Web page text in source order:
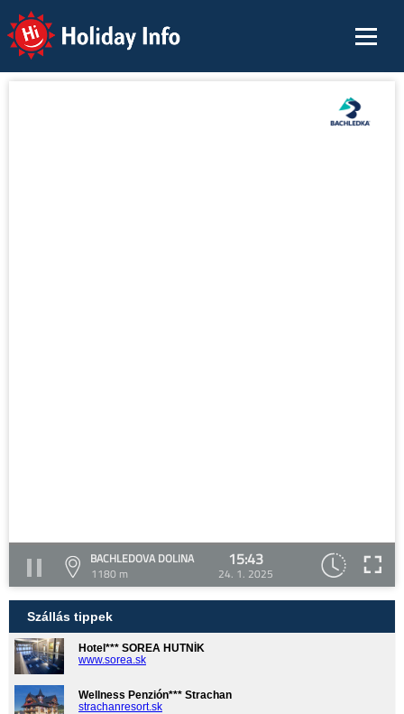
Holiday Info
BACHLEDOVA DOLINA
1180 m
15:43
24. 1. 2025
Szállás tippek
Hotel*** SOREA HUTNÍK
www.sorea.sk
Wellness Penzión*** Strachan
strachanresort.sk